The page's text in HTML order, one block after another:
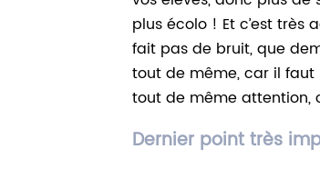
plus écolo ! Et c’est très
fait pas de bruit, que
tout de même, car il
tout de même attention,
Dernier point très